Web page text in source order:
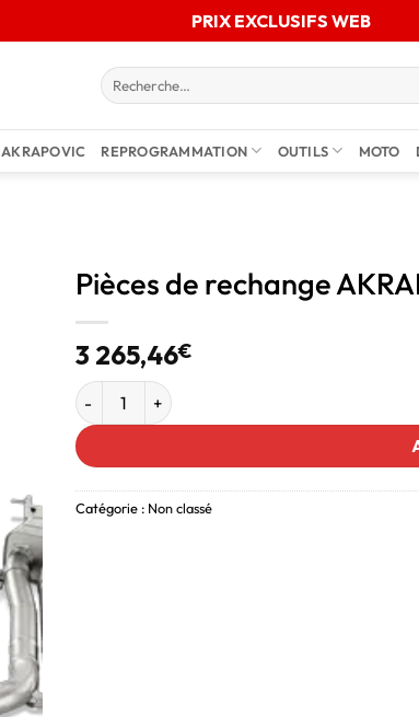
PRIX EXCLUSIFS WEB
AKRAPOVIC REPROGRAMMATION OUTILS MOTO
Pièces de rechange
3 265,46€
Catégorie : Non classé